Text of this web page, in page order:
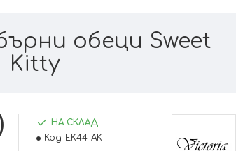
обеци Sweet
Kitty
НА СКЛАД
Код: EK44-AK